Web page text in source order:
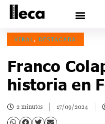
VIRAL , DESTACADA
Franco
historia en
2 minutos 17/09/2024